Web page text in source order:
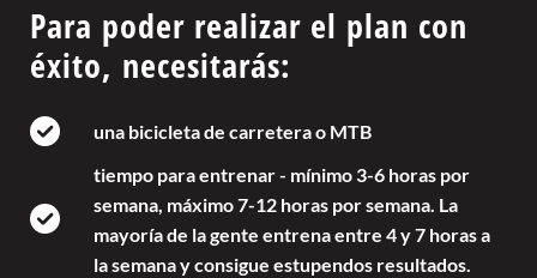
Para poder realizar el plan con
éxito, necesitarás:
una bicicleta de carretera o MTB
tiempo para entrenar - mínimo 3-6 horas por
semana, máximo 7-12 horas por semana. La
mayoría de la gente entrena entre 4 y 7 horas a
la semana y consigue estupendos resultados.